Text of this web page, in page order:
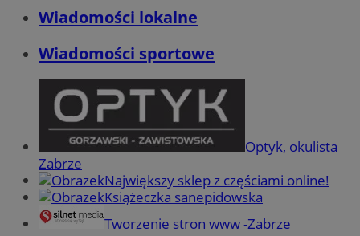
Wiadomości lokalne
Wiadomości sportowe
Optyk, okulista
Zabrze
Największy sklep z częściami online!
Książeczka sanepidowska
Tworzenie stron www -Zabrze